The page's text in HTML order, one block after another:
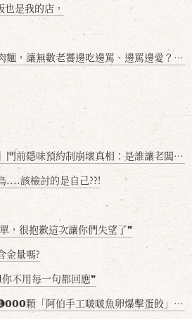
是我的店，
讓無數老饕邊吃邊罵、邊罵邊愛？小辣雞揭密！」
味預約制崩壞真相：是誰讓老闆心灰意冷？」
....該檢討的是自己??!
，很抱歉這次讓你們失望了❞
金量嗎?
不用每一句都回應❞
魚卵爆擊蛋餃」台北已被搶爆2萬顆，最後名額門前隱味只留給你！🥟💥